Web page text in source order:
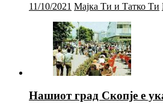
11/10/2021 Мајка Ти и Татко Ти
Нашиот град Скопје е